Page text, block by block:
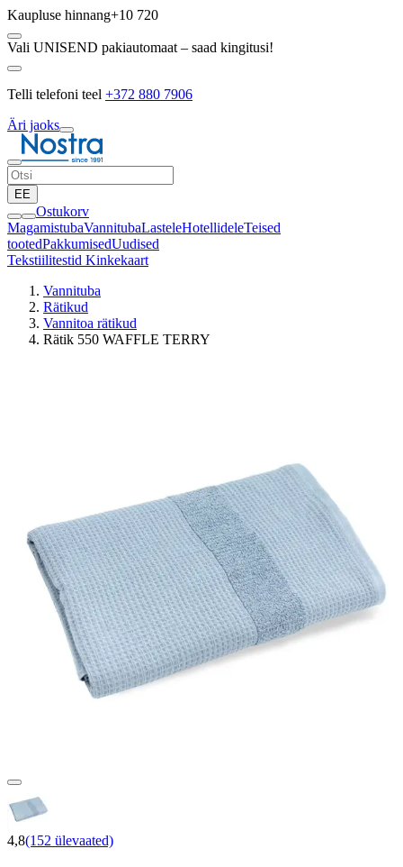
Kaupluse hinnang+10 720
Vali UNISEND pakiautomaat – saad kingitusi!
Telli telefoni teel +372 880 7906
Äri jaoks
EE
Ostukorv
MagamistubaVannitubaLasteleHotellideleTeised
tootedPakkumisedUudised
Tekstiilitestid Kinkekaart
Vannituba
Rätikud
Vannitoa rätikud
Rätik 550 WAFFLE TERRY
4,8(152 ülevaated)